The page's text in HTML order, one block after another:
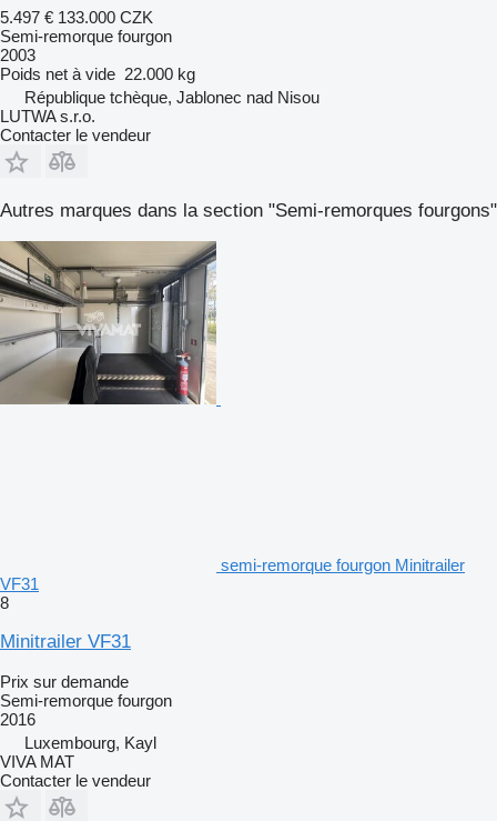
5.497 € 133.000 CZK
Semi-remorque fourgon
2003
Poids net à vide 22.000 kg
République tchèque, Jablonec nad Nisou
LUTWA s.r.o.
Contacter le vendeur
Autres marques dans la section "Semi-remorques fourgons"
semi-remorque fourgon Minitrailer
VF31
8
Minitrailer VF31
Prix sur demande
Semi-remorque fourgon
2016
Luxembourg, Kayl
VIVA MAT
Contacter le vendeur